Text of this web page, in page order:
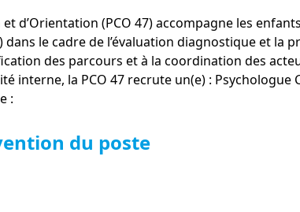
d’Orientation (PCO 47) accompagne les
le cadre de l’évaluation diagnostique et la
des parcours et à la coordination des
interne, la PCO 47 recrute un(e) :
:
du poste